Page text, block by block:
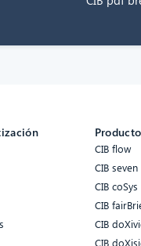
CIB flow
CIB seven
CIB coSys
CIB
CIB
CIB